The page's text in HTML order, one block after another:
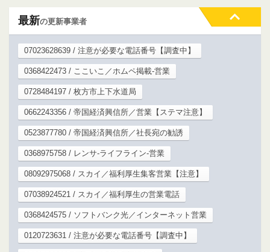
最新の更新事業者
07023628639 / 注意が必要な電話番号【調査中】
0368422473 / ここいこ／ホムペ掲載-営業
0728484197 / 枚方市上下水道局
0662243356 / 帝国経済興信所／営業【ステマ注意】
0523877780 / 帝国経済興信所／社長宛の勧誘
0368975758 / レンサ-ライフライン-営業
08092975068 / スカイ／福利厚生集客営業【注意】
07038924521 / スカイ／福利厚生の営業電話
0368424575 / ソフトバンク光／インターネット営業
0120723631 / 注意が必要な電話番号【調査中】